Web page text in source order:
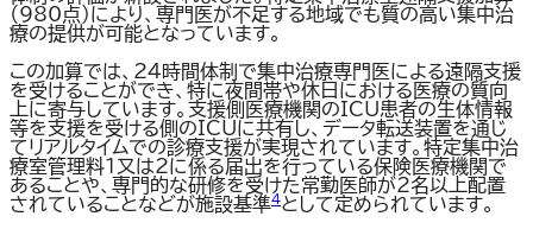
（980点）により、専門医が不足する地域でも質の高い集中治
療の提供が可能となっています。
この加算では、24時間体制で集中治療専門医による遠隔支援
を受けることができ、特に夜間帯や休日における医療の質向
上に寄与しています。支援側医療機関のICU患者の生体情報
等を支援を受ける側のICUに共有し、データ転送装置を通じ
てリアルタイムでの診療支援が実現されています。特定集中治
療室管理料1又は2に係る届出を行っている保険医療機関で
あることや、専門的な研修を受けた常勤医師が2名以上配置
されていることなどが施設基準4として定められています。